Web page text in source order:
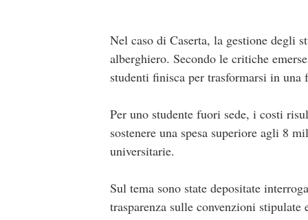
Nel caso di Caserta, la gestione degli
alberghiero. Secondo le critiche
studenti finisca per trasformarsi in
Per uno studente fuori sede, i costi
sostenere una spesa superiore agli 8
universitarie.
Sul tema sono state depositate
trasparenza sulle convenzioni